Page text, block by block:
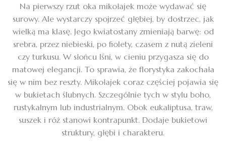
Na pierwszy rzut oka mikołajek może wydawać się
surowy. Ale wystarczy spojrzeć głębiej, by dostrzec, jak
wielką ma klasę. Jego kwiatostany zmieniają barwę: od
srebra, przez niebieski, po fiolety, czasem z nutą zieleni
czy turkusu. W słońcu lśni, w cieniu przygasza się do
matowej elegancji. To sprawia, że florystyka zakochała
się w nim bez reszty. Mikołajek coraz częściej pojawia się
w bukietach ślubnych. Szczególnie tych w stylu boho,
rustykalnym lub industrialnym. Obok eukaliptusa, traw,
suszek i róż stanowi kontrapunkt. Dodaje bukietowi
struktury, głębi i charakteru.